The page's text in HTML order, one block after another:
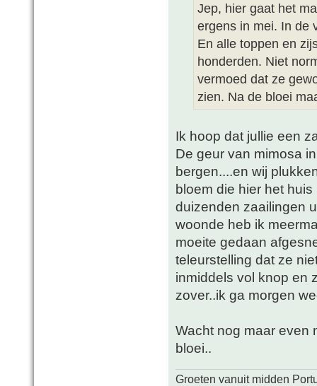
Jep, hier gaat het
ergens in mei. In de
En alle toppen en
honderden. Niet
vermoed dat ze
zien. Na de bloei
Ik hoop dat jullie een
De geur van mimosa
bergen....en wij
bloem die hier het
duizenden zaailingen
woonde heb ik
moeite gedaan
teleurstelling dat ze
inmiddels vol knop en
zover..ik ga morgen
Wacht nog maar even
bloei..
Groeten vanuit midden